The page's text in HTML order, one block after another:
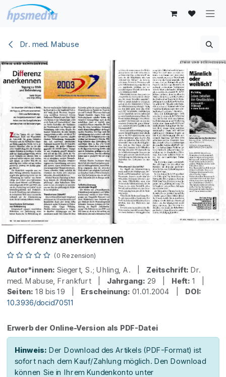
Zum Inhalt springen
Dr. med. Mabuse
Differenz anerkennen
(0 Rezension)
Autor*innen: Siegert, S.; Uhling, A. | Zeitschrift: Dr.
med. Mabuse, Frankfurt | Jahrgang: 29 | Heft: 1 |
Seiten: 18 bis 19 | Erscheinung: 01.01.2004 | DOI:
10.3936/docid70511
Erwerb der Online-Version als PDF-Datei
Hinweis: Der Download des Artikels (PDF-Format) ist
sofort nach dem Kauf/Zahlung möglich. Den Download
können Sie in Ihrem Kundenkonto unter